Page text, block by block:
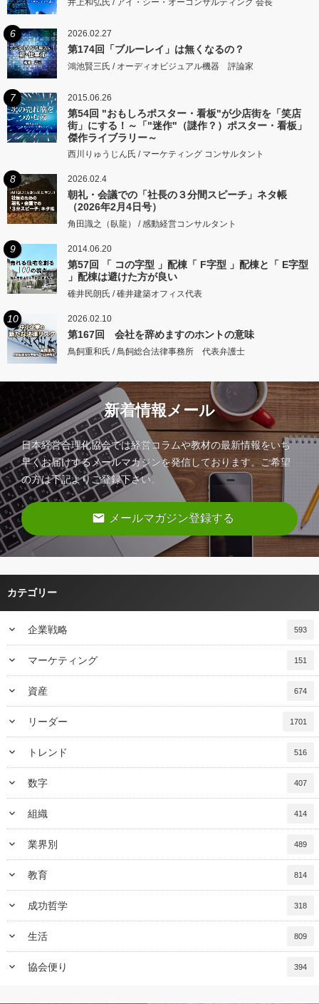
井上和弘氏 / アイ・シー・オーコンサルティング 会長
6 2026.02.27
第174回「ブルーレイ」は無くなるの？
鴻池賢三氏 / オーディオビジュアル機器 評論家
7 2015.06.26
第54回 "おもしろポスター・看板"が少店街を「笑店
街」にする！～「"迷作"（謎作？）ポスター・看板」
傑作ライブラリー～
西川りゅうじん氏 / マーケティング コンサルタント
8 2026.02.4
朝礼・会議での「社長の３分間スピーチ」ネタ帳
（2026年2月4日号）
角田識之（臥龍） / 感動経営コンサルタント
9 2014.06.20
第57回 「 コの字型 」配棟「 F字型 」配棟と「 E字型
」配棟は避けた方が良い
碓井民朗氏 / 碓井建築オフィス代表
10 2026.02.10
第167回 会社を辞めますのホントの意味
鳥飼重和氏 / 鳥飼総合法律事務所 代表弁護士
新着情報メール
日本経営合理化協会では経営コラムや教材の最新情報をいち
早くお届けするメールマガジンを発信しております。ご希望
の方は下記よりご登録下さい。
email メールマガジン登録する
カテゴリー
keyboard_arrow_down 企業戦略 593
keyboard_arrow_down マーケティング 151
keyboard_arrow_down 資産 674
keyboard_arrow_down リーダー 1701
keyboard_arrow_down トレンド 516
keyboard_arrow_down 数字 407
keyboard_arrow_down 組織 414
keyboard_arrow_down 業界別 489
keyboard_arrow_down 教育 814
keyboard_arrow_down 成功哲学 318
keyboard_arrow_down 生活 809
keyboard_arrow_down 協会便り 394